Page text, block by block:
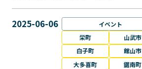
2025-06-06 イベント
栄町
山武市
白子町
館山市
大多喜町
鋸南町